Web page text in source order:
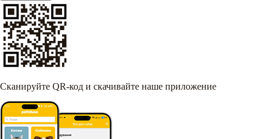
Сканируйте QR-код и скачивайте наше приложение